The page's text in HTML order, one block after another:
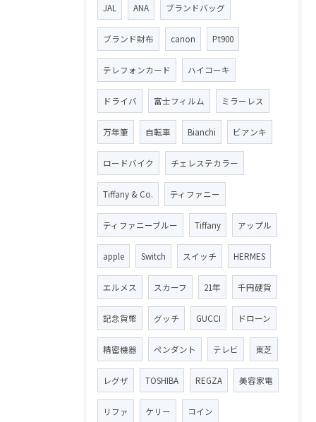
JAL ANA ブランドバッグ
ブランド財布 canon Pt900
テレフォンカード ハイコーキ
ドライバ 富士フィルム ミラーレス
万年筆 自転車 Bianchi ビアンキ
ロードバイク チェレステカラー
Tiffany & Co. ティファニー
ティファニーブルー Tiffany アップル
apple Switch スイッチ HERMES
エルメス スカーフ 21年 千円硬貨
記念貨幣 グッチ GUCCI ドローン
精密機器 ペンダント テレビ 東芝
レグザ TOSHIBA REGZA 美容家電
リファ ケリー コイン